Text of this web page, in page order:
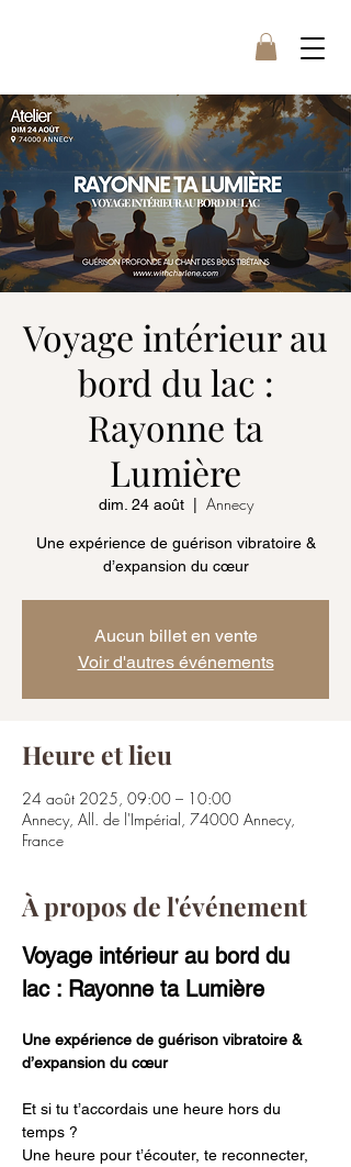
Voyage intérieur au
bord du lac :
Rayonne ta
Lumière
dim. 24 août
  |
Annecy
Une expérience de guérison vibratoire &
d’expansion du cœur
Aucun billet en vente
Voir d'autres événements
Heure et lieu
24 août 2025, 09:00 – 10:00
Annecy, All. de l'Impérial, 74000 Annecy,
France
À propos de l'événement
Voyage intérieur au bord du
lac : Rayonne ta Lumière
Une expérience de guérison vibratoire &
d’expansion du cœur
Et si tu t’accordais une heure hors du
temps ?
Une heure pour t’écouter, te reconnecter,